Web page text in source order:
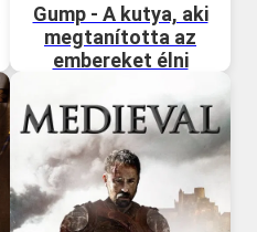
Gump - A kutya, aki
megtanította az
embereket élni